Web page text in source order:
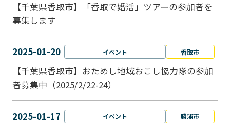
【千葉県香取市】「香取で婚活」ツアーの参加者を
募集します
2025-01-20 イベント 香取市
【千葉県香取市】おためし地域おこし協力隊の参加
者募集中（2025/2/22-24）
2025-01-17 イベント 勝浦市